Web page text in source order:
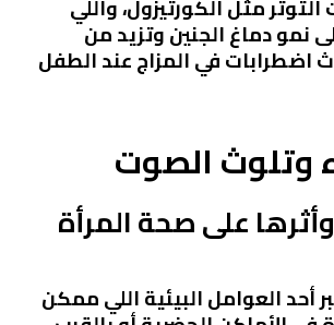
مثل الكورتيزول، واللي
نمو دماغ الجنين وتزيد من
اضطرابات في المزاج عند الطفل
وتلوث الصوت
على صحة المرأة
أحد العوامل البيئية اللي ممكن